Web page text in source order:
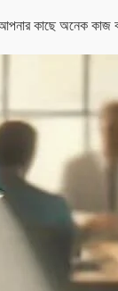
কাছে অনেক কাজ